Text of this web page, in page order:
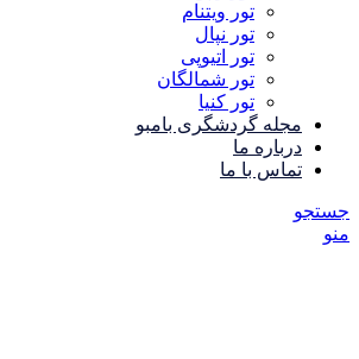
تور ویتنام
تور نپال
تور اتیوپی
تور شمالگان
تور کنیا
مجله گردشگری بامبو
درباره ما
تماس با ما
جستجو
منو